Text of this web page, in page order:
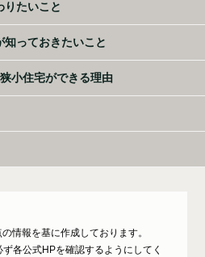
りたいこと
っておきたいこと
小住宅ができる理由
情報を基に作成しております。
各公式HPを確認するようにしてく